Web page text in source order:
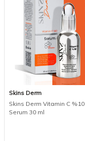
Skins Derm
Skins Derm Vitamin C %10
Serum 30 ml